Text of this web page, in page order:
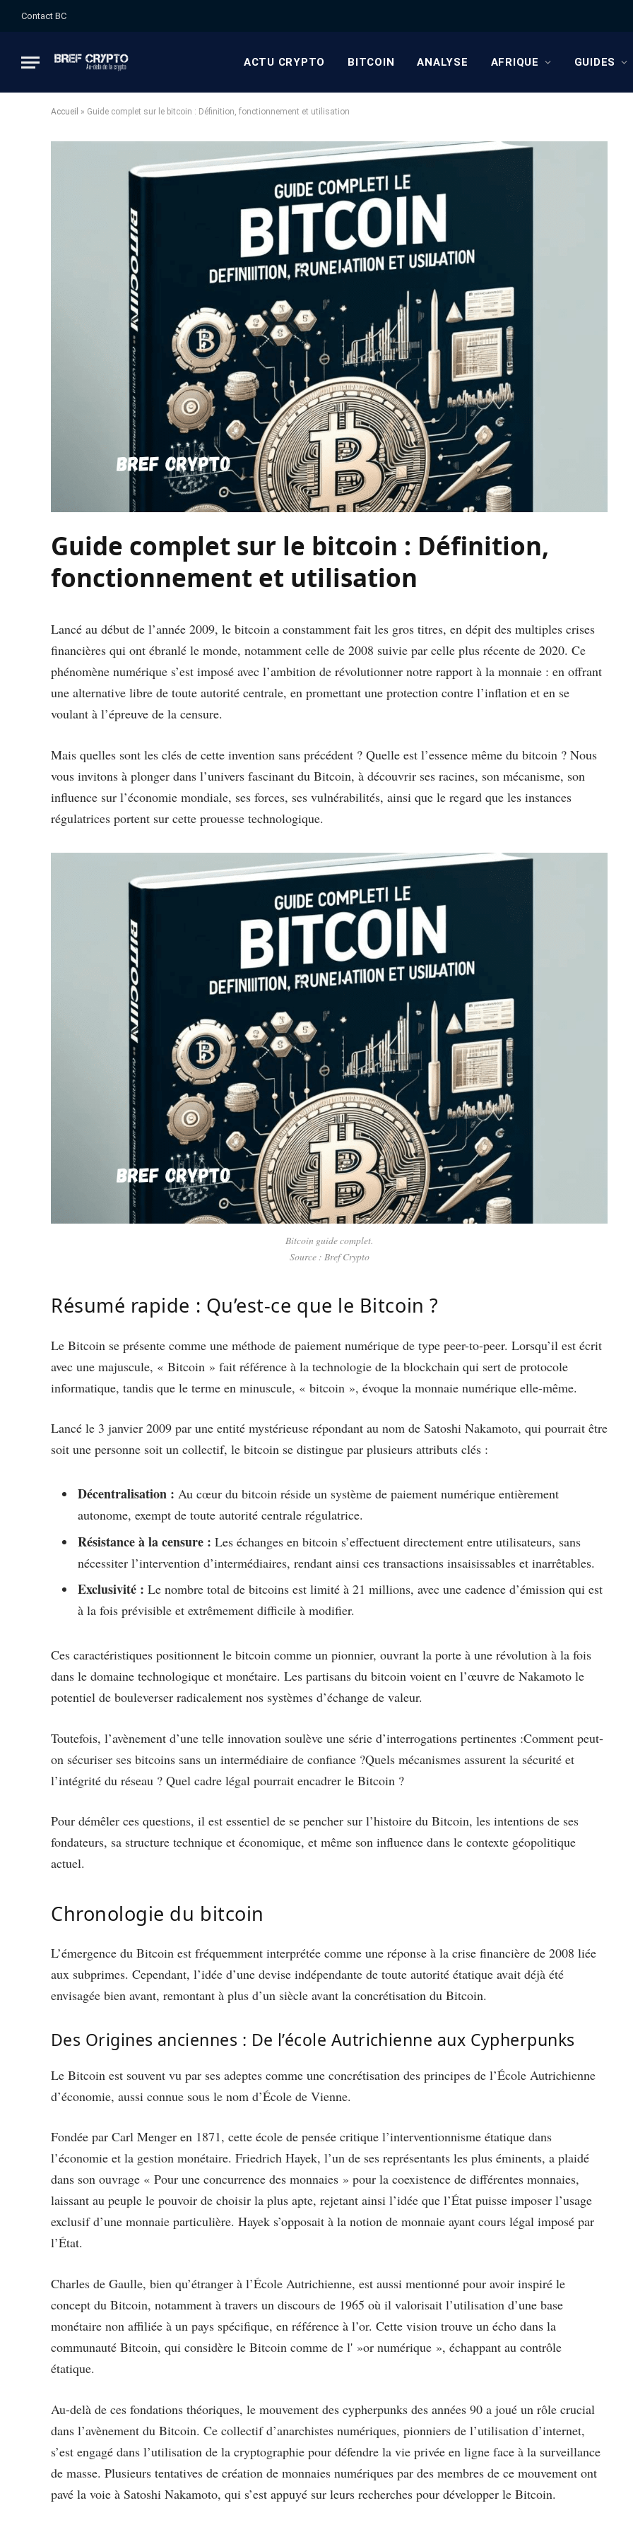
Contact BC
ACTU CRYPTO BITCOIN ANALYSE AFRIQUE GUIDES
Accueil » Guide complet sur le bitcoin : Définition, fonctionnement et utilisation
Guide complet sur le bitcoin : Définition,
fonctionnement et utilisation
Lancé au début de l’année 2009, le bitcoin a constamment fait les gros titres, en dépit des multiples crises
financières qui ont ébranlé le monde, notamment celle de 2008 suivie par celle plus récente de 2020. Ce
phénomène numérique s’est imposé avec l’ambition de révolutionner notre rapport à la monnaie : en offrant
une alternative libre de toute autorité centrale, en promettant une protection contre l’inflation et en se
voulant à l’épreuve de la censure.
Mais quelles sont les clés de cette invention sans précédent ? Quelle est l’essence même du bitcoin ? Nous
vous invitons à plonger dans l’univers fascinant du Bitcoin, à découvrir ses racines, son mécanisme, son
influence sur l’économie mondiale, ses forces, ses vulnérabilités, ainsi que le regard que les instances
régulatrices portent sur cette prouesse technologique.
Bitcoin guide complet.
Source : Bref Crypto
Résumé rapide : Qu’est-ce que le Bitcoin ?
Le Bitcoin se présente comme une méthode de paiement numérique de type peer-to-peer. Lorsqu’il est écrit
avec une majuscule, « Bitcoin » fait référence à la technologie de la blockchain qui sert de protocole
informatique, tandis que le terme en minuscule, « bitcoin », évoque la monnaie numérique elle-même.
Lancé le 3 janvier 2009 par une entité mystérieuse répondant au nom de Satoshi Nakamoto, qui pourrait être
soit une personne soit un collectif, le bitcoin se distingue par plusieurs attributs clés :
Décentralisation : Au cœur du bitcoin réside un système de paiement numérique entièrement
autonome, exempt de toute autorité centrale régulatrice.
Résistance à la censure : Les échanges en bitcoin s’effectuent directement entre utilisateurs, sans
nécessiter l’intervention d’intermédiaires, rendant ainsi ces transactions insaisissables et inarrêtables.
Exclusivité : Le nombre total de bitcoins est limité à 21 millions, avec une cadence d’émission qui est
à la fois prévisible et extrêmement difficile à modifier.
Ces caractéristiques positionnent le bitcoin comme un pionnier, ouvrant la porte à une révolution à la fois
dans le domaine technologique et monétaire. Les partisans du bitcoin voient en l’œuvre de Nakamoto le
potentiel de bouleverser radicalement nos systèmes d’échange de valeur.
Toutefois, l’avènement d’une telle innovation soulève une série d’interrogations pertinentes :Comment peut-
on sécuriser ses bitcoins sans un intermédiaire de confiance ?Quels mécanismes assurent la sécurité et
l’intégrité du réseau ? Quel cadre légal pourrait encadrer le Bitcoin ?
Pour démêler ces questions, il est essentiel de se pencher sur l’histoire du Bitcoin, les intentions de ses
fondateurs, sa structure technique et économique, et même son influence dans le contexte géopolitique
actuel.
Chronologie du bitcoin
L’émergence du Bitcoin est fréquemment interprétée comme une réponse à la crise financière de 2008 liée
aux subprimes. Cependant, l’idée d’une devise indépendante de toute autorité étatique avait déjà été
envisagée bien avant, remontant à plus d’un siècle avant la concrétisation du Bitcoin.
Des Origines anciennes : De l’école Autrichienne aux Cypherpunks
Le Bitcoin est souvent vu par ses adeptes comme une concrétisation des principes de l’École Autrichienne
d’économie, aussi connue sous le nom d’École de Vienne.
Fondée par Carl Menger en 1871, cette école de pensée critique l’interventionnisme étatique dans
l’économie et la gestion monétaire. Friedrich Hayek, l’un de ses représentants les plus éminents, a plaidé
dans son ouvrage « Pour une concurrence des monnaies » pour la coexistence de différentes monnaies,
laissant au peuple le pouvoir de choisir la plus apte, rejetant ainsi l’idée que l’État puisse imposer l’usage
exclusif d’une monnaie particulière. Hayek s’opposait à la notion de monnaie ayant cours légal imposé par
l’État.
Charles de Gaulle, bien qu’étranger à l’École Autrichienne, est aussi mentionné pour avoir inspiré le
concept du Bitcoin, notamment à travers un discours de 1965 où il valorisait l’utilisation d’une base
monétaire non affiliée à un pays spécifique, en référence à l’or. Cette vision trouve un écho dans la
communauté Bitcoin, qui considère le Bitcoin comme de l' »or numérique », échappant au contrôle
étatique.
Au-delà de ces fondations théoriques, le mouvement des cypherpunks des années 90 a joué un rôle crucial
dans l’avènement du Bitcoin. Ce collectif d’anarchistes numériques, pionniers de l’utilisation d’internet,
s’est engagé dans l’utilisation de la cryptographie pour défendre la vie privée en ligne face à la surveillance
de masse. Plusieurs tentatives de création de monnaies numériques par des membres de ce mouvement ont
pavé la voie à Satoshi Nakamoto, qui s’est appuyé sur leurs recherches pour développer le Bitcoin.